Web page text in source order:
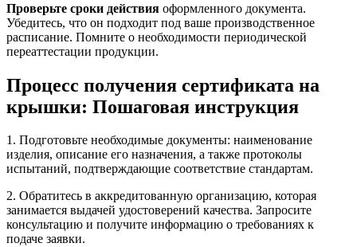
Проверьте сроки действия оформленного документа.
Убедитесь, что он подходит под ваше производственное
расписание. Помните о необходимости периодической
переаттестации продукции.
Процесс получения сертификата на
крышки: Пошаговая инструкция
1. Подготовьте необходимые документы: наименование
изделия, описание его назначения, а также протоколы
испытаний, подтверждающие соответствие стандартам.
2. Обратитесь в аккредитованную организацию, которая
занимается выдачей удостоверений качества. Запросите
консультацию и получите информацию о требованиях к
подаче заявки.